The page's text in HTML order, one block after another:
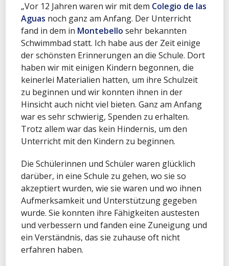
„Vor 12 Jahren waren wir mit dem Colegio de las
Aguas noch ganz am Anfang. Der Unterricht
fand in dem in Montebello sehr bekannten
Schwimmbad statt. Ich habe aus der Zeit einige
der schönsten Erinnerungen an die Schule. Dort
haben wir mit einigen Kindern begonnen, die
keinerlei Materialien hatten, um ihre Schulzeit
zu beginnen und wir konnten ihnen in der
Hinsicht auch nicht viel bieten. Ganz am Anfang
war es sehr schwierig, Spenden zu erhalten.
Trotz allem war das kein Hindernis, um den
Unterricht mit den Kindern zu beginnen.
Die Schülerinnen und Schüler waren glücklich
darüber, in eine Schule zu gehen, wo sie so
akzeptiert wurden, wie sie waren und wo ihnen
Aufmerksamkeit und Unterstützung gegeben
wurde. Sie konnten ihre Fähigkeiten austesten
und verbessern und fanden eine Zuneigung und
ein Verständnis, das sie zuhause oft nicht
erfahren haben.